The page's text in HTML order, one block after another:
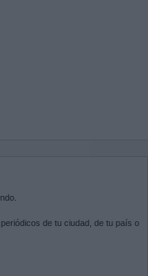
de tu ciudad, de tu país o